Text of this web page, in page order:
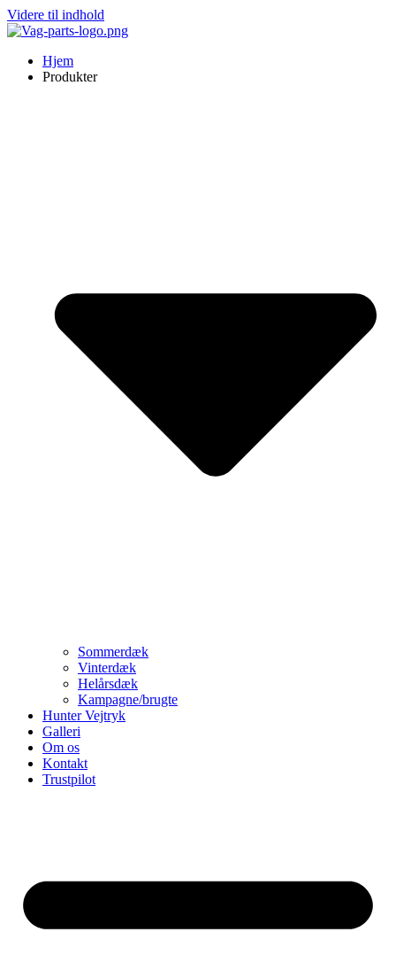
Videre til indhold
Hjem
Produkter
Sommerdæk
Vinterdæk
Helårsdæk
Kampagne/brugte
Hunter Vejtryk
Galleri
Om os
Kontakt
Trustpilot